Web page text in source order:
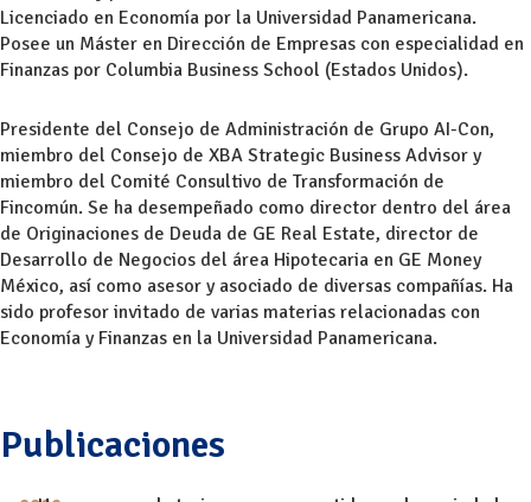
Licenciado en Economía por la Universidad Panamericana.
Posee un Máster en Dirección de Empresas con especialidad en
Finanzas por Columbia Business School (Estados Unidos).
Presidente del Consejo de Administración de Grupo AI-Con,
miembro del Consejo de XBA Strategic Business Advisor y
miembro del Comité Consultivo de Transformación de
Fincomún. Se ha desempeñado como director dentro del área
de Originaciones de Deuda de GE Real Estate, director de
Desarrollo de Negocios del área Hipotecaria en GE Money
México, así como asesor y asociado de diversas compañías. Ha
sido profesor invitado de varias materias relacionadas con
Economía y Finanzas en la Universidad Panamericana.
Publicaciones